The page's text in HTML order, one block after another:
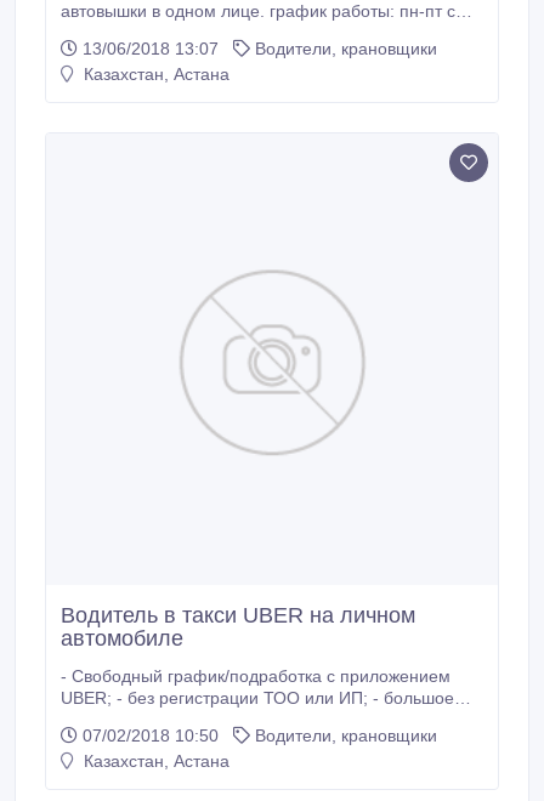
автовышки в одном лице. график работы: пн-пт с
13/06/2018 13:07
Водители, крановщики
Казахстан, Астана
Водитель в такси UBER на личном
автомобиле
- Свободный график/подработка с приложением
UBER; - без регистрации ТОО или ИП; - большое
комиссия; - средний чек за поездку - 700 тенге..
07/02/2018 10:50
Водители, крановщики
Казахстан, Астана